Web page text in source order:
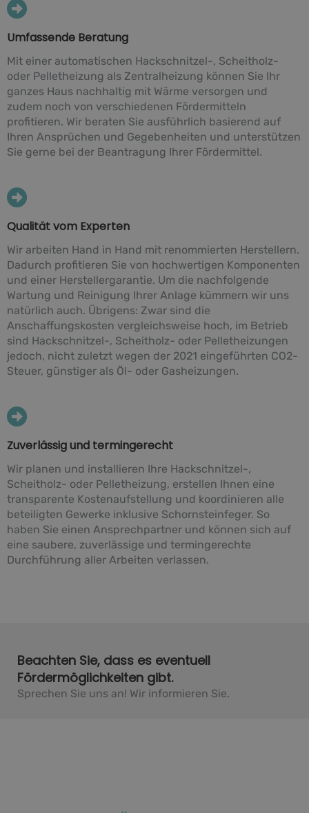
Umfassende Beratung
Mit einer automatischen Hackschnitzel-, Scheitholz-
oder Pelletheizung als Zentralheizung können Sie Ihr
ganzes Haus nachhaltig mit Wärme versorgen und
zudem noch von verschiedenen Fördermitteln
profitieren. Wir beraten Sie ausführlich basierend auf
Ihren Ansprüchen und Gegebenheiten und unterstützen
Sie gerne bei der Beantragung Ihrer Fördermittel.
Qualität vom Experten
Wir arbeiten Hand in Hand mit renommierten Herstellern.
Dadurch profitieren Sie von hochwertigen Komponenten
und einer Herstellergarantie. Um die nachfolgende
Wartung und Reinigung Ihrer Anlage kümmern wir uns
natürlich auch. Übrigens: Zwar sind die
Anschaffungskosten vergleichsweise hoch, im Betrieb
sind Hackschnitzel-, Scheitholz- oder Pelletheizungen
jedoch, nicht zuletzt wegen der 2021 eingeführten CO2-
Steuer, günstiger als Öl- oder Gasheizungen.
Zuverlässig und termingerecht
Wir planen und installieren Ihre Hackschnitzel-,
Scheitholz- oder Pelletheizung, erstellen Ihnen eine
transparente Kostenaufstellung und koordinieren alle
beteiligten Gewerke inklusive Schornsteinfeger. So
haben Sie einen Ansprechpartner und können sich auf
eine saubere, zuverlässige und termingerechte
Durchführung aller Arbeiten verlassen.
Beachten Sie, dass es eventuell
Fördermöglichkeiten gibt.
Sprechen Sie uns an! Wir informieren Sie.​